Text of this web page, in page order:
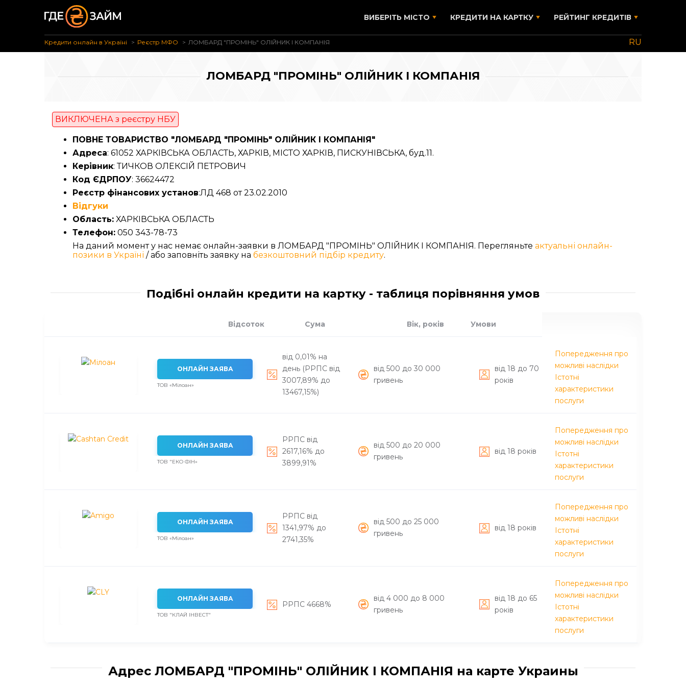
ВИБЕРІТЬ МІСТО КРЕДИТИ НА КАРТКУ РЕЙТИНГ КРЕДИТІВ
Кредити онлайн в Україні Реєстр МФО ЛОМБАРД "ПРОМІНЬ" ОЛІЙНИК І КОМПАНІЯ RU
ЛОМБАРД "ПРОМІНЬ" ОЛІЙНИК І КОМПАНІЯ
ВИКЛЮЧЕНА з реєстру НБУ
ПОВНЕ ТОВАРИСТВО "ЛОМБАРД "ПРОМІНЬ" ОЛІЙНИК І КОМПАНІЯ"
Адреса: 61052 ХАРКІВСЬКА ОБЛАСТЬ, ХАРКІВ, МІСТО ХАРКІВ, ПИСКУНІВСЬКА, буд.11.
Керівник: ТИЧКОВ ОЛЕКСІЙ ПЕТРОВИЧ
Код ЄДРПОУ: 36624472
Реєстр фінансових установ:ЛД 468 от 23.02.2010
Відгуки
Область: ХАРКІВСЬКА ОБЛАСТЬ
Телефон: 050 343-78-73
На даний момент у нас немає онлайн-заявки в ЛОМБАРД "ПРОМІНЬ" ОЛІЙНИК І КОМПАНІЯ. Перегляньте актуальні онлайн-
позики в Україні / або заповніть заявку на безкоштовний підбір кредиту.
Подібні онлайн кредити на картку - таблиця порівняння умов
Відсоток Сума Вік, років Умови
ОНЛАЙН ЗАЯВА
ТОВ «Мілоан»
від 0,01% на
день (РРПС від
3007,89% до
13467,15%)
вiд 500 до 30 000
гривень
вiд 18 до 70
рокiв
Попередження про
можливі наслідки
Істотні
характеристики
послуги
ОНЛАЙН ЗАЯВА
ТОВ "ЕКО ФІН»
РРПС вiд
2617,16% до
3899,91%
вiд 500 до 20 000
гривень
вiд 18 рокiв
Попередження про
можливі наслідки
Істотні
характеристики
послуги
ОНЛАЙН ЗАЯВА
ТОВ «Мілоан»
РРПС від
1341,97% до
2741,35%
вiд 500 до 25 000
гривень
вiд 18 рокiв
Попередження про
можливі наслідки
Істотні
характеристики
послуги
ОНЛАЙН ЗАЯВА
ТОВ "КЛАЙ ІНВЕСТ"
РРПС 4668%
вiд 4 000 до 8 000
гривень
вiд 18 до 65
рокiв
Попередження про
можливі наслідки
Істотні
характеристики
послуги
Адрес ЛОМБАРД "ПРОМІНЬ" ОЛІЙНИК І КОМПАНІЯ на карте Украины